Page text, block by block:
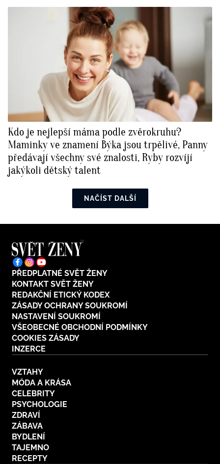
Kdo je nejlepší máma podle zvěrokruhu?
Maminky ve znamení Býka jsou trpělivé, Panny
předávají všechny své znalosti, Ryby rozvíjí
jakýkoli dětský talent
NAČÍST DALŠÍ
PŘEDPLATNÉ SVĚT ŽENY
KONTAKT SVĚT ŽENY
REDAKČNÍ ETICKÝ KODEX
ZÁSADY OCHRANY SOUKROMÍ
NASTAVENÍ SOUKROMÍ
VŠEOBECNÉ OBCHODNÍ PODMÍNKY
COOKIES ZÁSADY
INZERCE
VZTAHY
MÓDA A KRÁSA
CELEBRITY
PSYCHOLOGIE
ZDRAVÍ
ZÁBAVA
BYDLENÍ
TAJEMNO
RECEPTY